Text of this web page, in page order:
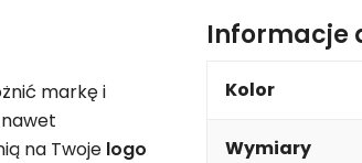
markę i
na Twoje logo
Informacje
Kolor
Wymiary